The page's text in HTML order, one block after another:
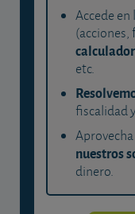
Accede
(acciones,
etc.
fiscalidad
nuestros
dinero.